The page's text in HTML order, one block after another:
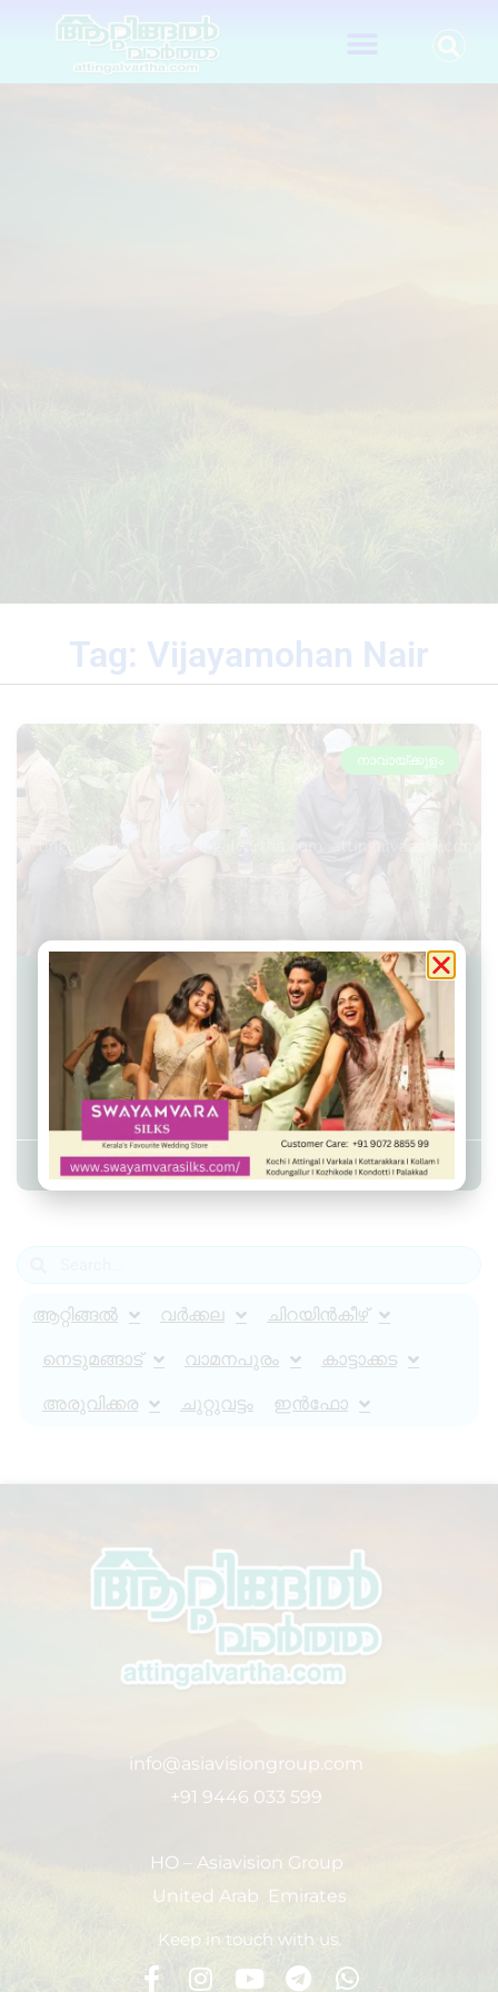
Tag: Vijayamohan Nair
നാവായ്ക്കുളം
ഒറീസയിൽ നിന്ന്
കടത്തിക്കൊണ്ടുവന്ന
കഞ്ചാവുമായി രണ്ട് പേർ
കല്ലമ്പലം പൊലീസിന്റെ പിടിയിൽ
Admin YS August 1, 2025 5:26 pm
ആറ്റിങ്ങൽ വർക്കല ചിറയിൻകീഴ്
നെടുമങ്ങാട് വാമനപുരം കാട്ടാക്കട
അരുവിക്കര ചുറ്റുവട്ടം ഇൻഫോ
info@asiavisiongroup.com
+91 9446 033 599
HO – Asiavision Group
United Arab Emirates
Keep in touch with us.